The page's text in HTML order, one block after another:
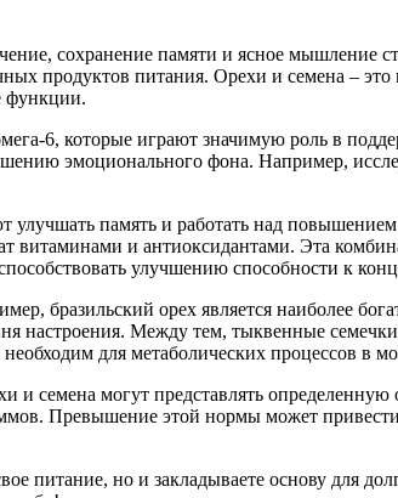
сохранение памяти и ясное мышление
продуктов питания. Орехи и семена –
функции.
6, которые играют значимую роль в
эмоционального фона. Например,
память и работать над
витаминами и антиоксидантами. Эта
улучшению способности к
бразильский орех является наиболее
Между тем, тыквенные
для метаболических процессов в
семена могут представлять определенную
Превышение этой нормы может
питание, но и закладываете основу для